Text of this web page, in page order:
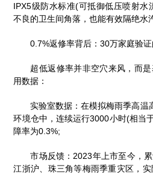
IPX5级防水标准(可抵御低压喷射水
不良的卫生间角落，也能有效隔绝水
0.7%返修率背后：30万家庭验证
超低返修率并非空穴来风，而
用数据：
实验室数据：在模拟梅雨季高
环境仓中，连续运行3000小时(相当
障率为0.3%;
市场反馈：2023年上市至今，
江浙沪、珠三角等梅雨季重灾区，